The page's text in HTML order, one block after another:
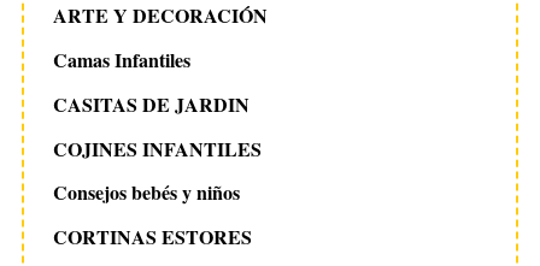
ARTE Y DECORACIÓN
Camas Infantiles
CASITAS DE JARDIN
COJINES INFANTILES
Consejos bebés y niños
CORTINAS ESTORES